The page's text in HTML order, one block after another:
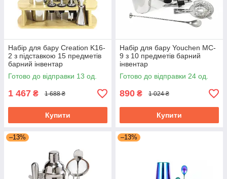
Набір для бару Creation K16-
2 з підставкою 15 предметів
барний інвентар
Готово до відправки 13 од.
1 467 ₴ 1 688 ₴
Купити
Набір для бару Youchen MC-
9 з 10 предметів барний
інвентар
Готово до відправки 24 од.
890 ₴ 1 024 ₴
Купити
–13% –13%